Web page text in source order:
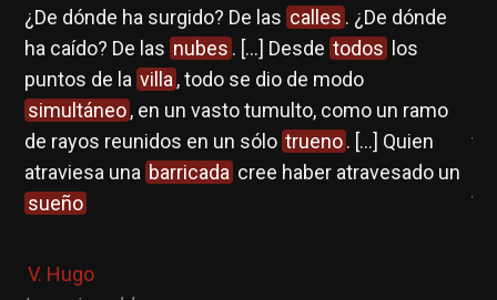
¿De dónde ha surgido? De las calles . ¿De dónde
ha caído? De las nubes . […] Desde todos
los
puntos de la villa, todo se dio de modo
simultáneo, en un vasto tumulto, como un ramo
de rayos reunidos en un sólo trueno. […] Quien
atraviesa una barricada cree haber atravesado un
sueño
V. Hugo
va